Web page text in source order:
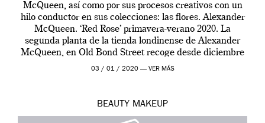
McQueen, así como por sus procesos creativos con un
hilo conductor en sus colecciones: las flores. Alexander
McQueen. ‘Red Rose’ primavera-verano 2020. La
segunda planta de la tienda londinense de Alexander
McQueen, en Old Bond Street recoge desde diciembre
de 2019 hasta final de abril […]
03 / 01 / 2020 — VER MÁS
BEAUTY MAKEUP